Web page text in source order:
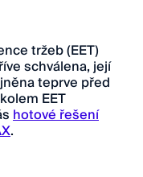
tržeb (EET)
schválena, její
teprve před
EET
hotové řešení
.